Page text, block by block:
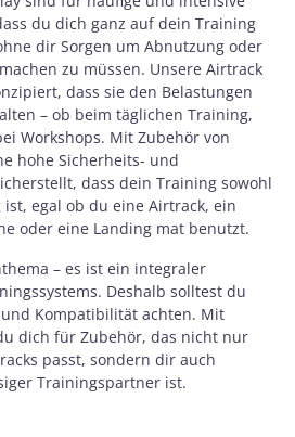
du dich ganz auf dein Training
dir Sorgen um Abnutzung oder
zu müssen. Unsere Airtrack
dass sie den Belastungen
– ob beim täglichen Training,
Workshops. Mit Zubehör von
hohe Sicherheits- und
dass dein Training sowohl
egal ob du eine Airtrack, ein
oder eine Landing mat benutzt.
– es ist ein integraler
Deshalb solltest du
Kompatibilität achten. Mit
dich für Zubehör, das nicht nur
passt, sondern dir auch
Trainingspartner ist.